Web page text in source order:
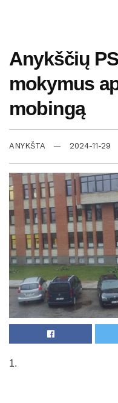
Anykščių
mokymus
mobingą
ANYKŠTA 2024-11-29
1.